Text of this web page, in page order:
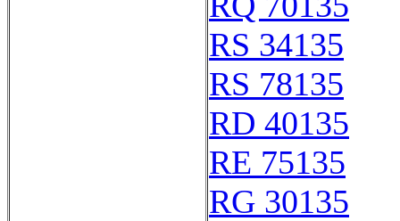
RS 34135
RS 78135
RD 40135
RE 75135
RG 30135